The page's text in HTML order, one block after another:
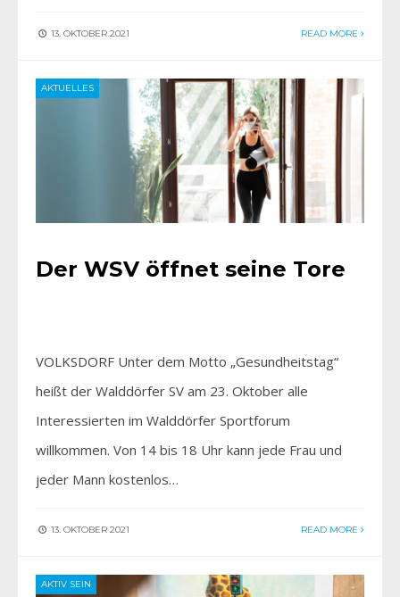
13. OKTOBER 2021 READ MORE
AKTUELLES
Der WSV öffnet seine Tore
VOLKSDORF Unter dem Motto „Gesundheitstag“
heißt der Walddörfer SV am 23. Oktober alle
Interessierten im Walddörfer Sportforum
willkommen. Von 14 bis 18 Uhr kann jede Frau und
jeder Mann kostenlos…
13. OKTOBER 2021 READ MORE
AKTIV SEIN